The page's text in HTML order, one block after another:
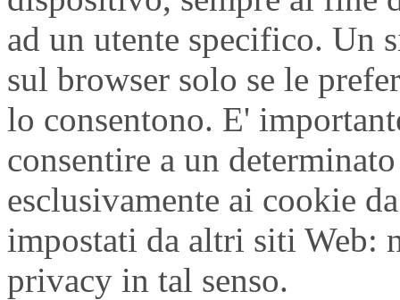
ad un utente specifico. Un
sul browser solo se le
lo consentono. E'
consentire a un
esclusivamente ai cookie
impostati da altri siti Web:
privacy in tal senso.